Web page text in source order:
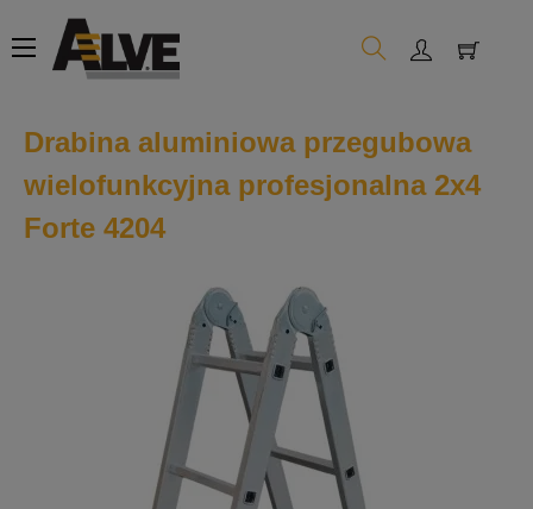
Toggle
navigation
☰
Drabina aluminiowa przegubowa
wielofunkcyjna profesjonalna 2x4
Forte 4204